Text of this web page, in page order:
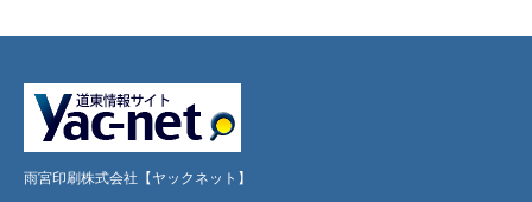
雨宮印刷株式会社【ヤックネット】